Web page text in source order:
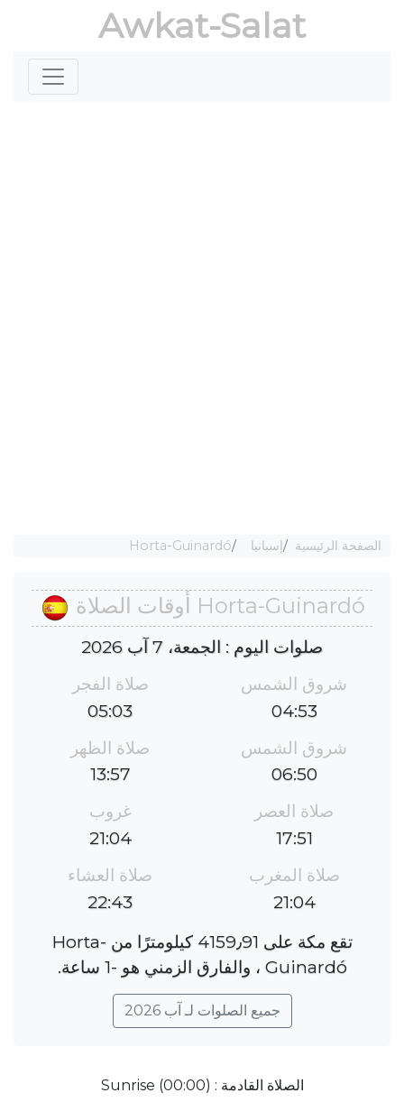
Awkat-Salat
الصفحة الرئيسية إسبانيا Horta-Guinardó
Horta-Guinardó أوقات الصلاة
صلوات اليوم : الجمعة، 7 آب 2026
شروق الشمس
04:53
صلاة الفجر
05:03
شروق الشمس
06:50
صلاة الظهر
13:57
صلاة العصر
17:51
غروب
21:04
صلاة المغرب
21:04
صلاة العشاء
22:43
تقع مكة على 4159٫91 كيلومترًا من Horta-
Guinardó ، والفارق الزمني هو ؜-1 ساعة.
جميع الصلوات لـ آب 2026
الصلاة القادمة : Sunrise (00:00)